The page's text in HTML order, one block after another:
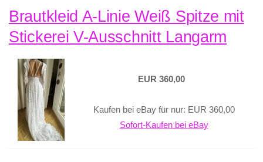
Brautkleid A-Linie Weiß Spitze mit
Stickerei V-Ausschnitt Langarm
EUR 360,00
Kaufen bei eBay für nur: EUR 360,00
Sofort-Kaufen bei eBay